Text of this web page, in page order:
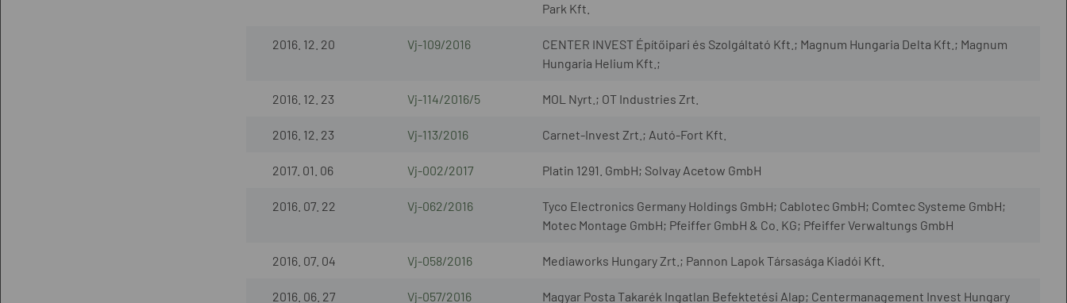
Park Kft.
2016. 12. 20 Vj-109/2016
CENTER INVEST Építőipari és Szolgáltató Kft.; Magnum Hungaria Delta Kft.; Magnum
Hungaria Helium Kft.;
2016. 12. 23 Vj-114/2016/5 MOL Nyrt.; OT Industries Zrt.
2016. 12. 23 Vj-113/2016 Carnet-Invest Zrt.; Autó-Fort Kft.
2017. 01. 06 Vj-002/2017 Platin 1291. GmbH; Solvay Acetow GmbH
2016. 07. 22 Vj-062/2016
Tyco Electronics Germany Holdings GmbH; Cablotec GmbH; Comtec Systeme GmbH;
Motec Montage GmbH; Pfeiffer GmbH & Co. KG; Pfeiffer Verwaltungs GmbH
2016. 07. 04 Vj-058/2016 Mediaworks Hungary Zrt.; Pannon Lapok Társasága Kiadói Kft.
2016. 06. 27 Vj-057/2016
Magyar Posta Takarék Ingatlan Befektetési Alap; Centermanagement Invest Hungary